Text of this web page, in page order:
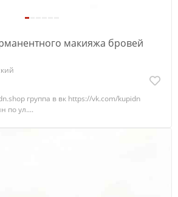
макияжа бровей
группа в вк https://vk.com/kupidn
по ул....